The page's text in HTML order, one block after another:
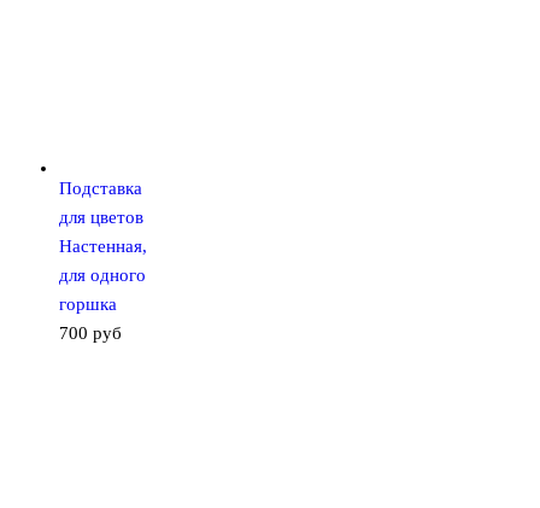
Подставка
для цветов
Настенная,
для одного
горшка
700 руб